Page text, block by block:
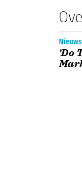
'Do